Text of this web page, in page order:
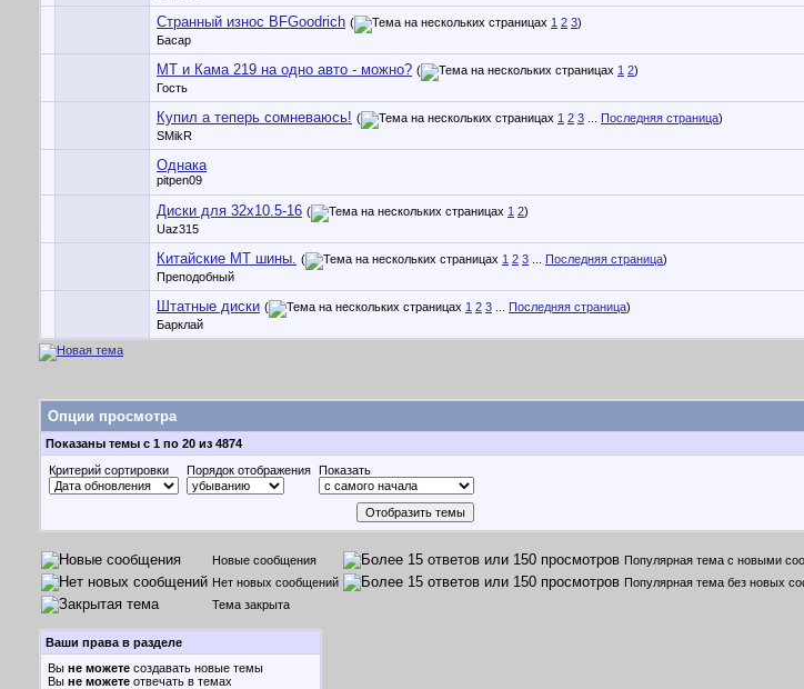
Странный износ BFGoodrich ( 1 2 3)
Басар
МТ и Кама 219 на одно авто - можно? ( 1 2)
Гость
Купил а теперь сомневаюсь! ( 1 2 3 Последняя страница)
SMikR
Однака
pitpen09
Диски для 32x10.5-16 ( 1 2)
Uaz315
Китайские МT шины. ( 1 2 3 Последняя страница)
Преподобный
Штатные диски ( 1 2 3 Последняя страница)
Барклай
Опции просмотра
Показаны темы с 1 по 20 из 4874
Критерий сортировки
Порядок отображения Показать
Новые сообщения
Популярная тема с новыми
Нет новых сообщений
Популярная тема без новых
Тема закрыта
Ваши права в разделе
Вы не можете создавать новые темы
Вы не можете отвечать в темах